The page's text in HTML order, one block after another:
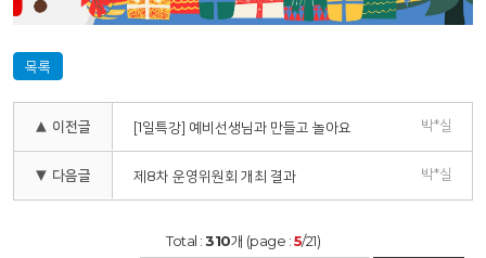
목록
▲ 이전글 [1일특강] 예비선생님과 만들고 놀아요 박*실
▼ 다음글 제8차 운영위원회 개최 결과 박*실
Total :310개 (page :5/21)